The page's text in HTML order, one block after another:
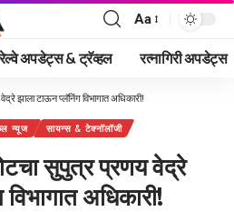
Font
Resizer
Aa
अपडेट्स & ट्रॅव्हल रत्नागिरी अपडेट्स
झाला टाऊन प्लॅनिंग विभागात अधिकारी!
न्यूज सायन्स & टेक्नॉलॉजी
सुपुत्र प्रणय वेद्रे
अधिकारी!